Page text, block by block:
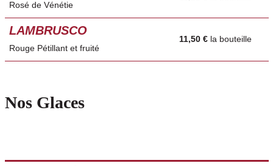
Rosé de Vénétie
LAMBRUSCO
Rouge Pétillant et fruité
11,50 € la bouteille
Nos Glaces